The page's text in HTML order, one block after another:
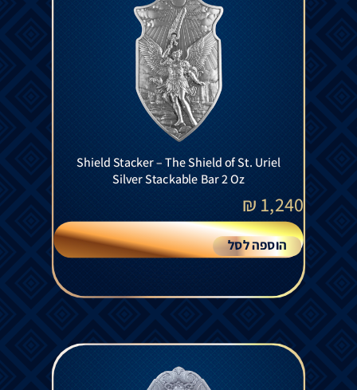
Shield Stacker – The Shield of St. Uriel
Silver Stackable Bar 2 Oz
1,240
₪
הוספה לסל